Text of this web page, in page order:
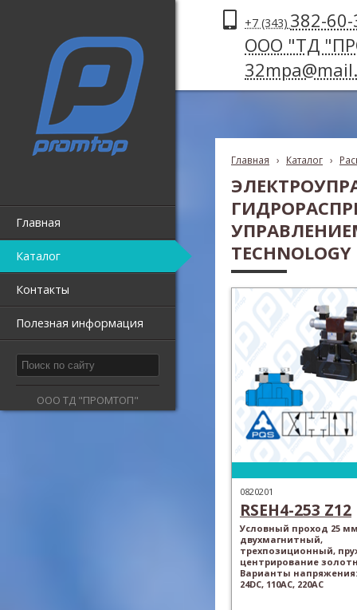
Главная
Каталог
Контакты
Полезная информация
ООО ТД "ПРОМТОП"
+7 (343) 382-
ООО "ТД
Главная › Каталог ›
0820201
RSEH4-253 Z12
Условный проход 25
двухмагнитный,
трехпозиционный,
центрирование
Варианты напряжения:
24DC, 110AC, 220AC